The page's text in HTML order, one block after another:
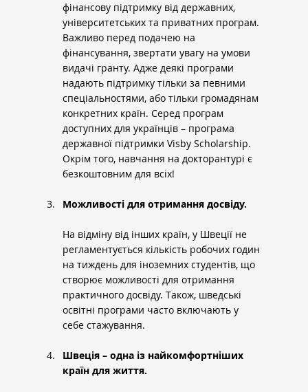
фінансову підтримку від державних,
університетських та приватних програм.
Важливо перед подачею на
фінансування, звертати увагу на умови
видачі гранту. Адже деякі програми
надають підтримку тільки за певними
спеціальностями, або тільки громадянам
конкретних країн. Серед програм
доступних для українців – програма
державної підтримки Visby Scholarship.
Окрім того, навчання на докторантурі є
безкоштовним для всіх!
Можливості для отримання досвіду.
На відміну від інших країн, у Швеції не
регламентується кількість робочих годин
на тиждень для іноземних студентів, що
створює можливості для отримання
практичного досвіду. Також, шведські
освітні програми часто включають у
себе стажування.
Швеція – одна із найкомфортніших
країн для життя.